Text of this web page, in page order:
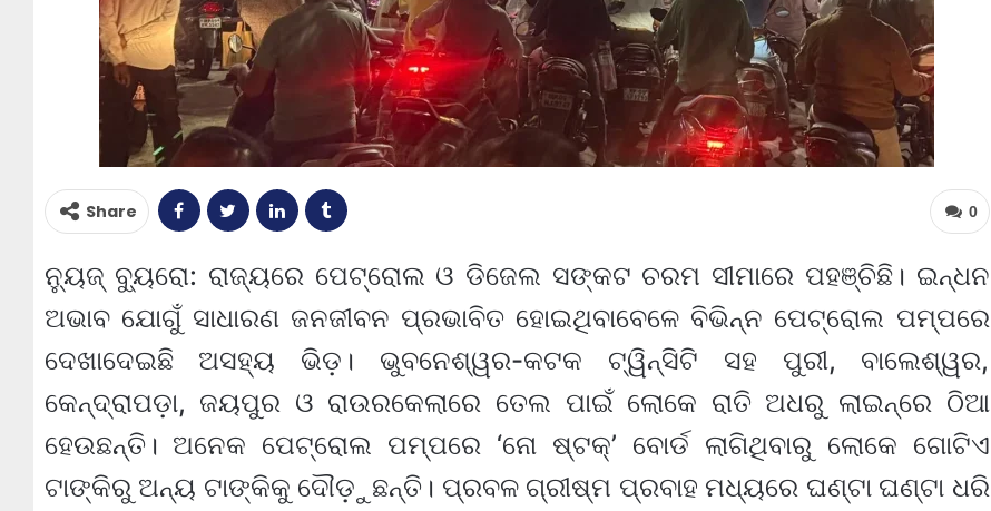
0
Share
ନ୍ୟୁଜ୍ ବ୍ୟୁରୋ: ରାଜ୍ୟରେ ପେଟ୍ରୋଲ ଓ ଡିଜେଲ ସଙ୍କଟ ଚରମ ସୀମାରେ ପହଞ୍ଚିଛି। ଇନ୍ଧନ
ଅଭାବ ଯୋଗୁଁ ସାଧାରଣ ଜନଜୀବନ ପ୍ରଭାବିତ ହୋଇଥିବାବେଳେ ବିଭିନ୍ନ ପେଟ୍ରୋଲ ପମ୍ପରେ
ଦେଖାଦେଇଛି ଅସହ୍ୟ ଭିଡ଼। ଭୁବନେଶ୍ୱର-କଟକ ଟ୍ୱିନ୍‌ସିଟି ସହ ପୁରୀ, ବାଲେଶ୍ୱର,
କେନ୍ଦ୍ରାପଡ଼ା, ଜୟପୁର ଓ ରାଉରକେଲାରେ ତେଲ ପାଇଁ ଲୋକେ ରାତି ଅଧରୁ ଲାଇନ୍‌ରେ ଠିଆ
ହେଉଛନ୍ତି। ଅନେକ ପେଟ୍ରୋଲ ପମ୍ପରେ ‘ନୋ ଷ୍ଟକ୍’ ବୋର୍ଡ ଲାଗିଥିବାରୁ ଲୋକେ ଗୋଟିଏ
ଟାଙ୍କିରୁ ଅନ୍ୟ ଟାଙ୍କିକୁ ଦୌଡ଼ୁଛନ୍ତି। ପ୍ରବଳ ଗ୍ରୀଷ୍ମ ପ୍ରବାହ ମଧ୍ୟରେ ଘଣ୍ଟା ଘଣ୍ଟା ଧରି